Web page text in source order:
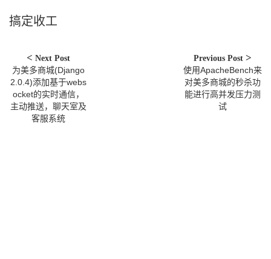
搞定收工
Next Post
为美多商城(Django
2.0.4)添加基于webs
ocket的实时通信，
主动推送，聊天室及
客服系统
Previous Post
使用ApacheBench来
对美多商城的秒杀功
能进行高并发压力测
试